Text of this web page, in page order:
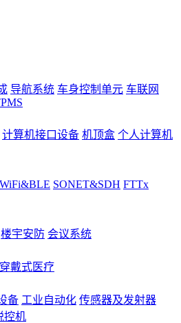
导航系统 车身控制单元 车联网
计算机接口设备 机顶盒 个人计算机
WiFi&BLE SONET&SDH FTTx
楼宇安防 会议系统
穿戴式医疗
备 工业自动化 传感器及发射器
控机